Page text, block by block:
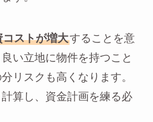
コストが増大することを意
い立地に物件を持つこと
リスクも高くなります。
算し、資金計画を練る必